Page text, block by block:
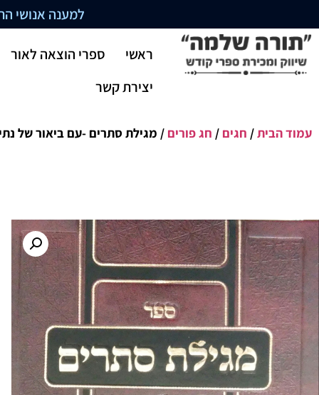
למענה אנושי התקשרו
ראשי
ספרי הוצאה לאור
יצירת קשר
עמוד הבית/ חגים / חג פורים / מגילת סתרים -עם ביאור של